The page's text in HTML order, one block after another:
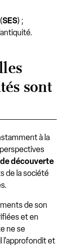
SES) ;
sont
à la
découverte
de la société
de son
et en
ne se
l'approfondit et